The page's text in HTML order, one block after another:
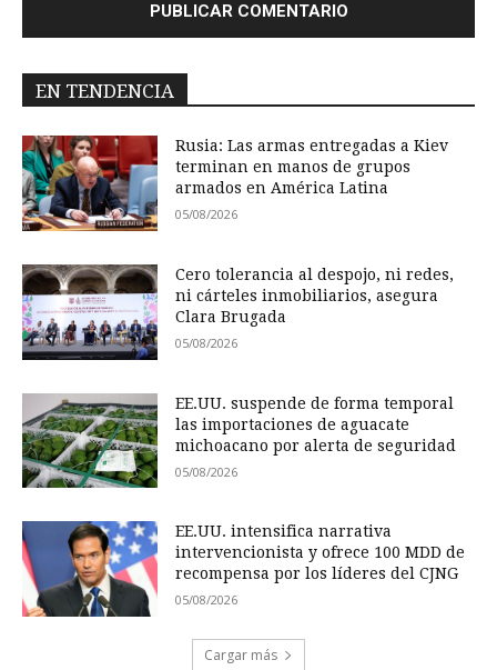
EN TENDENCIA
Rusia: Las armas entregadas a Kiev
terminan en manos de grupos
armados en América Latina
05/08/2026
Cero tolerancia al despojo, ni redes,
ni cárteles inmobiliarios, asegura
Clara Brugada
05/08/2026
EE.UU. suspende de forma temporal
las importaciones de aguacate
michoacano por alerta de seguridad
05/08/2026
EE.UU. intensifica narrativa
intervencionista y ofrece 100 MDD de
recompensa por los líderes del CJNG
05/08/2026
Cargar más